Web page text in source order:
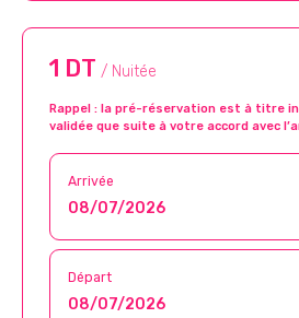
1 DT / Nuitée
Rappel : la pré-réservation est à titre
validée que suite à votre accord avec
Arrivée
Départ